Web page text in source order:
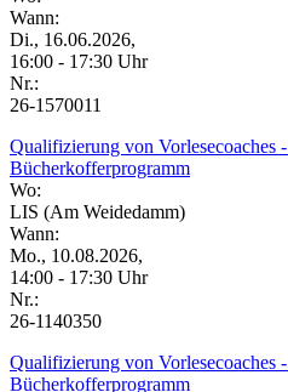
Wann:
Di., 16.06.2026,
16:00 - 17:30 Uhr
Nr.:
26-1570011
Qualifizierung von Vorlesecoaches
Bücherkofferprogramm
Wo:
LIS (Am Weidedamm)
Wann:
Mo., 10.08.2026,
14:00 - 17:30 Uhr
Nr.:
26-1140350
Qualifizierung von Vorlesecoaches
Bücherkofferprogramm